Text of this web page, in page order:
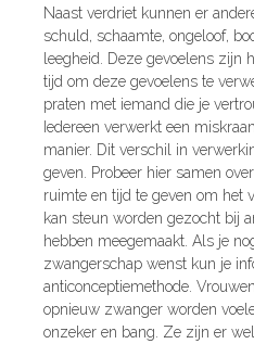
Naast verdriet kunnen er
schuld, schaamte, ongeloof,
leegheid. Deze gevoelens zijn
tijd om deze gevoelens te
praten met iemand die je
Iedereen verwerkt een
manier. Dit verschil in
geven. Probeer hier samen
ruimte en tijd te geven om het
kan steun worden gezocht bij
hebben meegemaakt. Als je
zwangerschap wenst kun je
anticonceptiemethode.
opnieuw zwanger worden
onzeker en bang. Ze zijn er